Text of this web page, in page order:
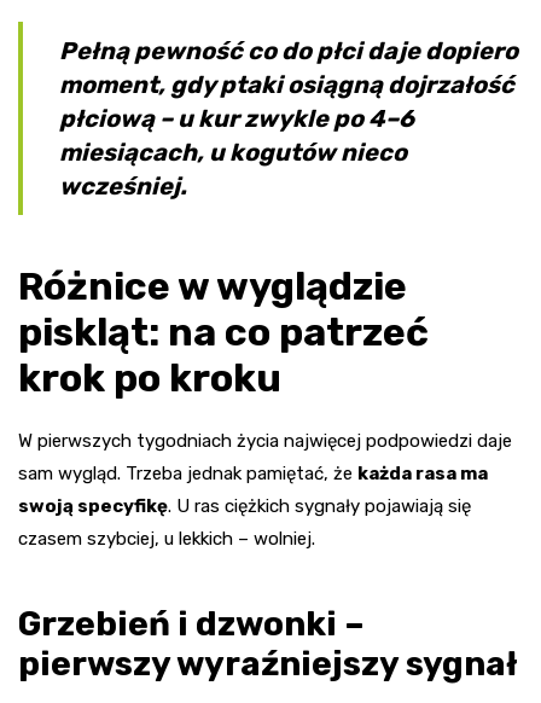
Pełną pewność co do płci daje dopiero
moment, gdy ptaki osiągną dojrzałość
płciową – u kur zwykle po 4–6
miesiącach, u kogutów nieco
wcześniej.
Różnice w wyglądzie
piskląt: na co patrzeć
krok po kroku
W pierwszych tygodniach życia najwięcej podpowiedzi daje
sam wygląd. Trzeba jednak pamiętać, że każda rasa ma
swoją specyfikę. U ras ciężkich sygnały pojawiają się
czasem szybciej, u lekkich – wolniej.
Grzebień i dzwonki –
pierwszy wyraźniejszy sygnał